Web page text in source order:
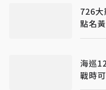
726
點名
海巡
戰時